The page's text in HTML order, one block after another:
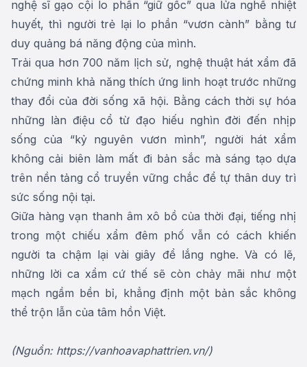
nghệ sĩ gạo cội lo phần “giữ gốc” qua lửa nghề nhiệt
huyết, thì người trẻ lại lo phần “vươn cành” bằng tư
duy quảng bá năng động của mình.
Trải qua hơn 700 năm lịch sử, nghệ thuật hát xẩm đã
chứng minh khả năng thích ứng linh hoạt trước những
thay đổi của đời sống xã hội. Bằng cách thời sự hóa
những làn điệu cổ từ đạo hiếu nghìn đời đến nhịp
sống của “kỷ nguyên vươn mình”, người hát xẩm
không cải biên làm mất đi bản sắc mà sáng tạo dựa
trên nền tảng cổ truyền vững chắc để tự thân duy trì
sức sống nội tại.
Giữa hàng vạn thanh âm xô bồ của thời đại, tiếng nhị
trong một chiếu xẩm đêm phố vẫn có cách khiến
người ta chậm lại vài giây để lắng nghe. Và có lẽ,
những lời ca xẩm cứ thế sẽ còn chảy mãi như một
mạch ngầm bền bỉ, khẳng định một bản sắc không
thể trộn lẫn của tâm hồn Việt.
(Nguồn: https://vanhoavaphattrien.vn/)